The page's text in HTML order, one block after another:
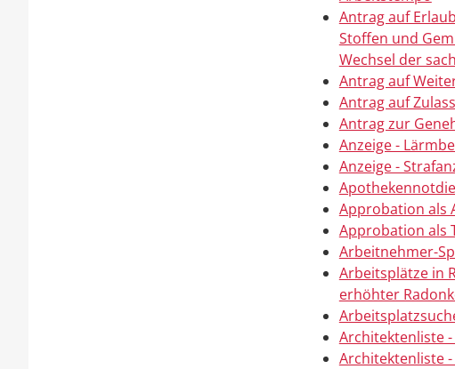
Antrag auf
Stoffen und
Wechsel der
Antrag auf
Antrag auf
Antrag zur
Anzeige -
Anzeige -
Approbation als
Approbation als
Arbeitnehmer-
Arbeitsplätze in
erhöhter
Architektenliste
Architektenliste